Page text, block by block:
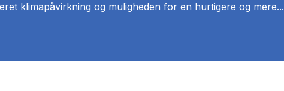
klimapåvirkning og muligheden for en hurtigere og mere...